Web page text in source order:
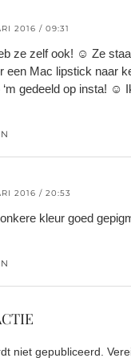
2016 / 09:31
ze zelf ook! ☺️ Ze
een Mac lipstick naar
gedeeld op insta! ☺️
2016 / 20:53
kleur goed
niet gepubliceerd.